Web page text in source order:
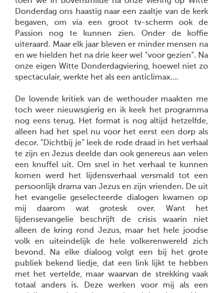
Donderdag ons haastig naar een zaaltje van de kerk
begaven, om via een groot tv-scherm ook de
Passion nog te kunnen zien. Onder de koffie
uiteraard. Maar elk jaar bleven er minder mensen na
en we hielden het na drie keer wel “voor gezien”. Na
onze eigen Witte Donderdagviering, hoewel niet zo
spectaculair, werkte het als een anticlimax….
De lovende kritiek van de wethouder maakten me
toch weer nieuwsgierig en ik keek het programma
nog eens terug. Het format is nog altijd hetzelfde,
alleen had het spel nu voor het eerst een dorp als
decor. “Dichtbij je” leek de rode draad in het verhaal
te zijn en Jezus deelde dan ook genereus aan velen
een knuffel uit. Om snel in het verhaal te kunnen
komen werd het lijdensverhaal versmald tot een
persoonlijk drama van Jezus en zijn vrienden. De uit
het evangelie geselecteerde dialogen kwamen op
mij daarom wat grotesk over. Want het
lijdensevangelie beschrijft de crisis waarin niet
alleen de kring rond Jezus, maar het hele joodse
volk en uiteindelijk de hele volkerenwereld zich
bevond.
Na elke dialoog volgt een bij het grote
publiek bekend liedje, dat een link lijkt te hebben
met het vertelde, maar waarvan de strekking vaak
totaal anders is. Deze werken voor mij als een